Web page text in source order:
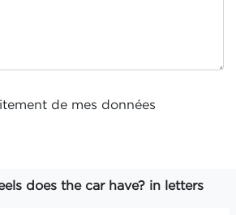
de mes données
does the car have? in letters